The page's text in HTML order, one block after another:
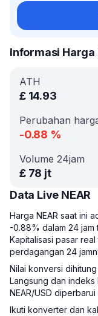
Informasi Harga
ATH
£ 14.93
Perubahan
-0.88 %
Volume 24jam
£ 78 jt
Data Live NEAR
Harga NEAR saat ini
-0.88% dalam 24 jam
Kapitalisasi pasar real
perdagangan 24
Nilai konversi
Langsung dan indeks
NEAR/USD
Ikuti konverter dan